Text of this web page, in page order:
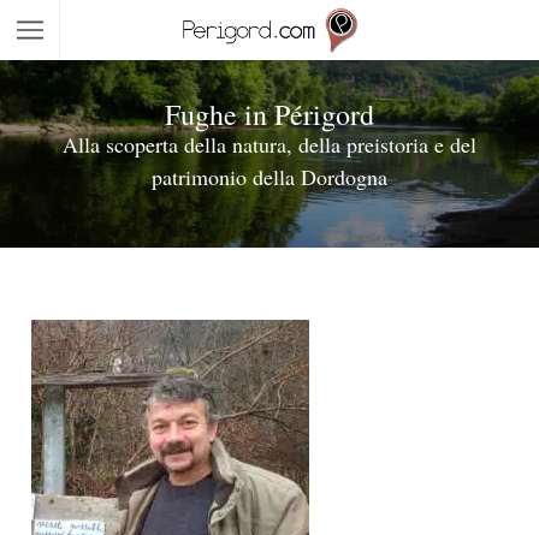
Fughe in Périgord
Alla scoperta della natura, della preistoria e del
patrimonio della Dordogna